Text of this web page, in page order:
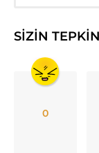
SIZIN
0